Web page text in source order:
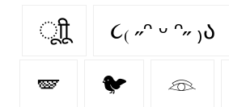
ूाीू ૮₍ ˶ᵔ ᵕ ᵔ˶ ₎ა
🪽 🐦 𓁻